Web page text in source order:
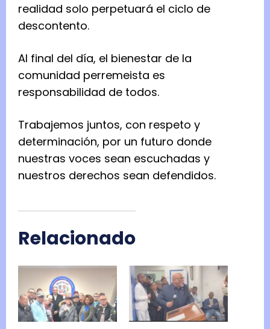
realidad solo perpetuará el ciclo de
descontento.
Al final del día, el bienestar de la
comunidad perremeista es
responsabilidad de todos.
Trabajemos juntos, con respeto y
determinación, por un futuro donde
nuestras voces sean escuchadas y
nuestros derechos sean defendidos.
Relacionado